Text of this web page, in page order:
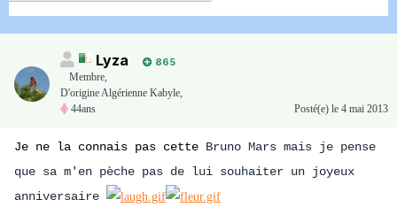
Lyza
865
Membre,
D'origine Algérienne Kabyle,
44ans
Posté(e) le 4 mai 2013
Je ne la connais pas cette Bruno Mars mais je pense
que sa m'en pèche pas de lui souhaiter un joyeux
anniversaire